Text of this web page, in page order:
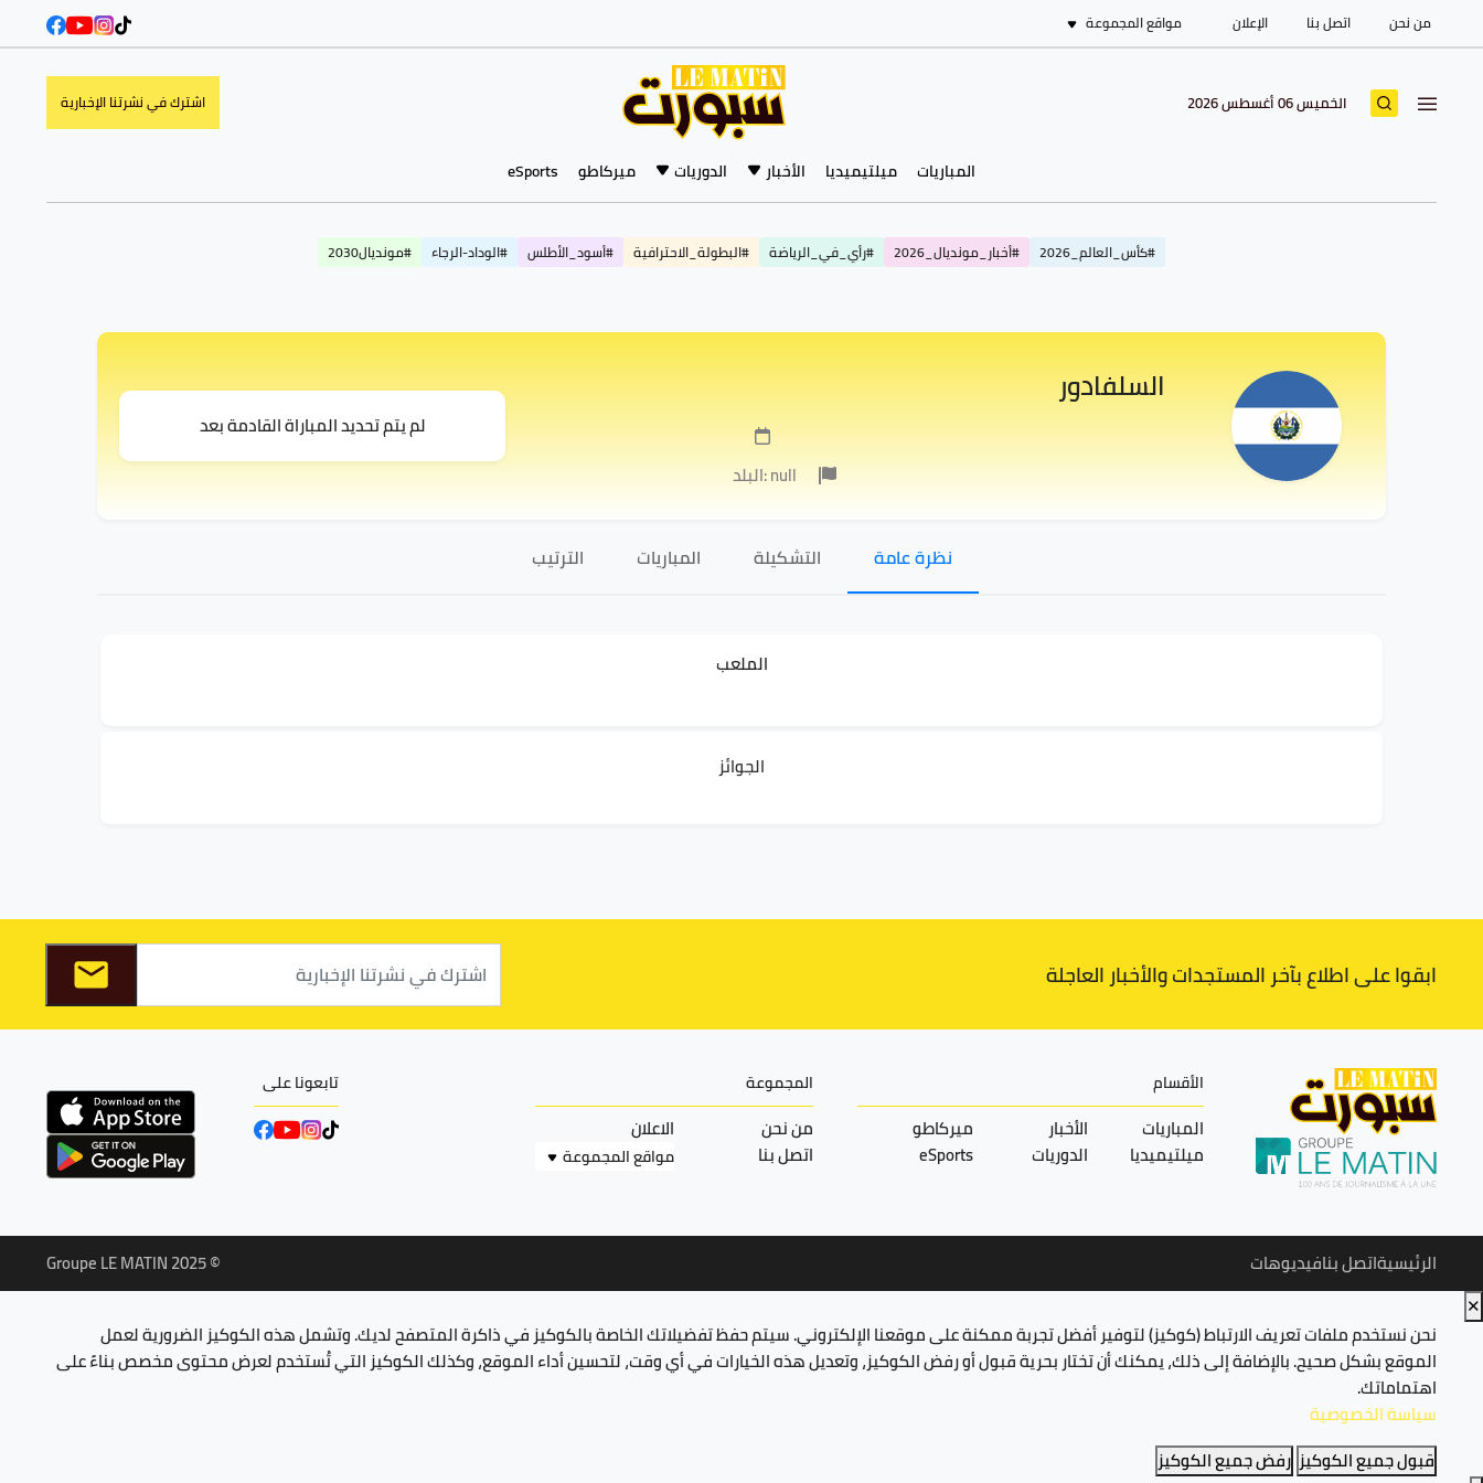
من نحن اتصل بنا الإعلان مواقع المجموعة
الخميس 06 أغسطس 2026 اشترك في نشرتنا الإخبارية
المباريات ميلتيميديا الأخبار الدوريات ميركاطو eSports
#كأس_العالم_2026 #أخبار_مونديال_2026 #رأي_في_الرياضة #البطولة_الاحترافية #أسود_الأطلس #الوداد-الرجاء #مونديال2030
السلفادور
البلد: null
لم يتم تحديد المباراة القادمة بعد
نظرة عامة التشكيلة المباريات الترتيب
الملعب
الجوائز
ابقوا على اطلاع بآخر المستجدات والأخبار العاجلة
الأقسام
المباريات الأخبار
ميركاطو
ميلتيميديا
الدوريات eSports
المجموعة
من نحن
الاعلان
اتصل بنا
مواقع المجموعة
تابعونا على
الرئيسيةاتصل بنافيديوهات
© Groupe LE MATIN 2025
✕
نحن نستخدم ملفات تعريف الارتباط (كوكيز) لتوفير أفضل تجربة ممكنة على موقعنا الإلكتروني. سيتم حفظ تفضيلاتك الخاصة بالكوكيز في ذاكرة المتصفح لديك. وتشمل هذه الكوكيز الضرورية لعمل
الموقع بشكل صحيح. بالإضافة إلى ذلك، يمكنك أن تختار بحرية قبول أو رفض الكوكيز، وتعديل هذه الخيارات في أي وقت، لتحسين أداء الموقع، وكذلك الكوكيز التي تُستخدم لعرض محتوى مخصص بناءً على
اهتماماتك.
سياسة الخصوصية
قبول جميع الكوكيز رفض جميع الكوكيز